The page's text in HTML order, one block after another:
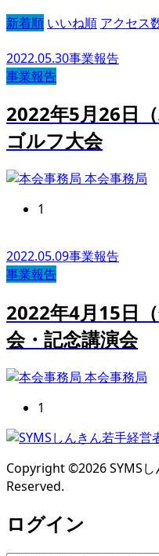
新着順 いいね順 アクセス
2022.05.30事業報告
事業報告
2022年5月26日
ゴルフ大会
本会事務局
1
2022.05.09事業報告
事業報告
2022年4月15日
会・記念講演会
本会事務局
1
Copyright ©2026SYMS
Reserved.
ログイン